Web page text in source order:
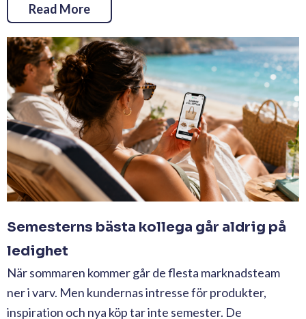
Read More
Semesterns bästa kollega går aldrig på
ledighet
När sommaren kommer går de flesta marknadsteam
ner i varv. Men kundernas intresse för produkter,
inspiration och nya köp tar inte semester. De